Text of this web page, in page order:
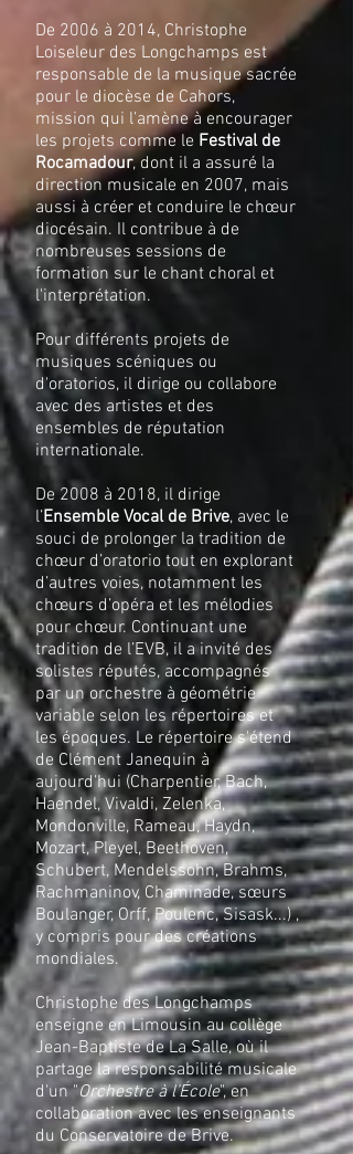
De 2006 à 2014, Christophe
Loiseleur des Longchamps est
responsable de la musique sacrée
pour le diocèse de Cahors,
mission qui l’amène à encourager
les projets comme le Festival de
Rocamadour, dont il a assuré la
direction musicale en 2007, mais
aussi à créer et conduire le chœur
diocésain. Il contribue à de
nombreuses sessions de
formation sur le chant choral et
l'interprétation.
Pour différents projets de
musiques scéniques ou
d'oratorios, il dirige ou collabore
avec des artistes et des
ensembles de réputation
internationale.
De 2008 à 2018, il dirige
l’Ensemble Vocal de Brive, avec le
souci de prolonger la tradition de
chœur d’oratorio tout en explorant
d’autres voies, notamment les
chœurs d’opéra et les mélodies
pour chœur. Continuant une
tradition de l’EVB, il a invité des
solistes réputés, accompagnés
par un orchestre à géométrie
variable selon les répertoires et
les époques. Le répertoire s'étend
de Clément Janequin à
aujourd’hui (Charpentier, Bach,
Haendel, Vivaldi, Zelenka,
Mondonville, Rameau, Haydn,
Mozart, Pleyel, Beethoven,
Schubert, Mendelssohn, Brahms,
Rachmaninov, Chaminade, sœurs
Boulanger, Orff, Poulenc, Sisask...) ,
y compris pour des créations
mondiales.
Christophe des Longchamps
enseigne en Limousin au collège
Jean-Baptiste de La Salle, où il
partage la responsabilité musicale
d'un "Orchestre à l’École", en
collaboration avec les enseignants
du Conservatoire de Brive.